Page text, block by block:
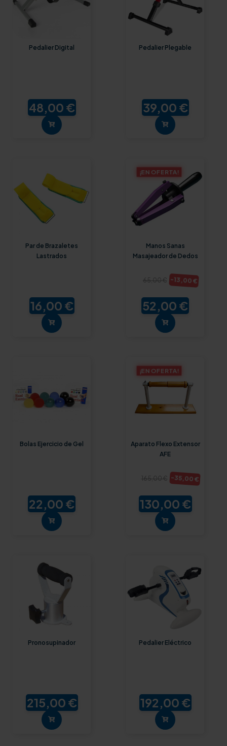
Pedalier Digital
48,00 €
Pedalier Plegable
39,00 €
Par de Brazaletes
Lastrados
16,00 €
¡EN OFERTA!
Manos Sanas
Masajeador de Dedos
65,00 € -13,00 €
52,00 €
Bolas Ejercicio de Gel
22,00 €
¡EN OFERTA!
Aparato Flexo Extensor
AFE
165,00 € -35,00 €
130,00 €
Pronosupinador
215,00 €
Pedalier Eléctrico
192,00 €